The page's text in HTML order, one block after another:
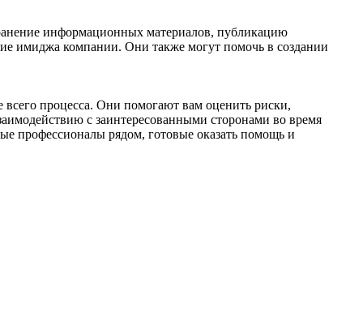
информационных материалов, публикацию
имиджа компании. Они также могут помочь в создании
всего процесса. Они помогают вам оценить риски,
с заинтересованными сторонами во время
профессионалы рядом, готовые оказать помощь и